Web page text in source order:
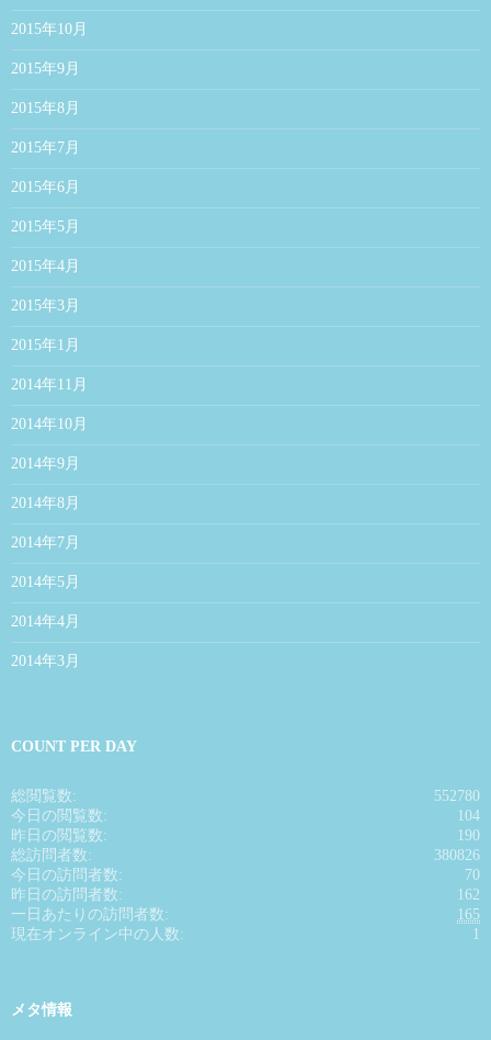
2015年10月
2015年9月
2015年8月
2015年7月
2015年6月
2015年5月
2015年4月
2015年3月
2015年1月
2014年11月
2014年10月
2014年9月
2014年8月
2014年7月
2014年5月
2014年4月
2014年3月
COUNT PER DAY
552780
総閲覧数:
104
今日の閲覧数:
190
昨日の閲覧数:
380826
総訪問者数:
70
今日の訪問者数:
162
昨日の訪問者数:
165
一日あたりの訪問者数:
1
現在オンライン中の人数:
メタ情報